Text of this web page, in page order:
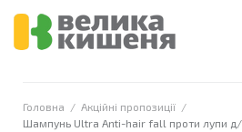
Головна / Акційні пропозиції /
Шампунь Ultra Anti-hair fall проти лупи д/